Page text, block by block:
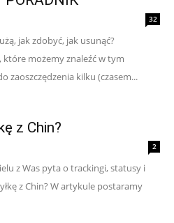
32
jak zdobyć, jak usunąć?
które możemy znaleźć w tym
zaoszczędzenia kilku (czasem...
z Chin?
2
z Was pyta o trackingi, statusy i
z Chin? W artykule postaramy